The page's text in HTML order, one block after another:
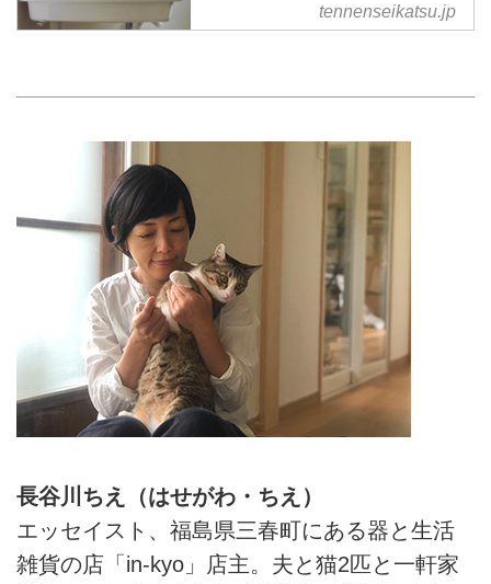
tennenseikatsu.jp
長谷川ちえ（はせがわ・ちえ）
エッセイスト、福島県三春町にある器と生活
雑貨の店「in-kyo」店主。夫と猫2匹と一軒家